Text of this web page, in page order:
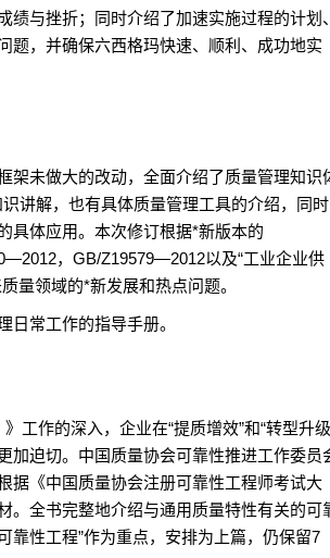
与挫折；同时介绍了加速实施过程的计划、
题，并确保六西格玛快速、顺利、成功地实
未做大的改动，全面介绍了质量管理知识
讲解，也有具体质量管理工具的介绍，同时
具体应用。本次修订根据*新版本的
，GB/Z19579—2012以及“工业企业供
量领域的*新发展和热点问题。
常工作的指导手册。
作的深入，企业在“提质增效”和“转型升
加迫切。中国质量协会可靠性推进工作委员
据《中国质量协会注册可靠性工程师考试大
。全书完整地介绍与通用质量特性有关的可
靠性工程”作为重点，安排为上篇，仍保留7